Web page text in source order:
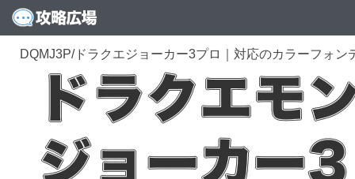
DQMJ3P/ドラクエジョーカー3プロ｜対応のカラーフォ